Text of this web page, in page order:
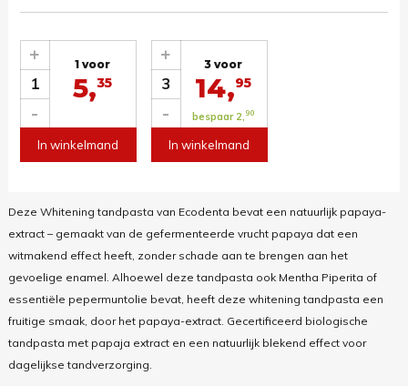
1
-
+ 1 voor
5,35
In winkelmand
3
-
+ 3 voor
14,95
bespaar 2, 90
In winkelmand
Deze Whitening tandpasta van Ecodenta bevat een natuurlijk papaya-
extract – gemaakt van de gefermenteerde vrucht papaya dat een
witmakend effect heeft, zonder schade aan te brengen aan het
gevoelige enamel. Alhoewel deze tandpasta ook Mentha Piperita of
essentiële pepermuntolie bevat, heeft deze whitening tandpasta een
fruitige smaak, door het papaya-extract. Gecertificeerd biologische
tandpasta met papaja extract en een natuurlijk blekend effect voor
dagelijkse tandverzorging.